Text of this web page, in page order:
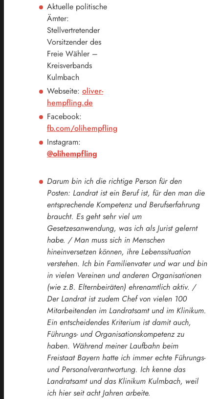
Aktuelle politische
Ämter:
Stellvertretender
Vorsitzender des
Freie Wähler –
Kreisverbands
Kulmbach
Webseite: oliver-
hempfling.de
Facebook:
fb.com/olihempfling
Instagram:
@olihempfling
Darum bin ich die richtige Person für den
Posten: Landrat ist ein Beruf ist, für den man die
entsprechende Kompetenz und Berufserfahrung
braucht. Es geht sehr viel um
Gesetzesanwendung, was ich als Jurist gelernt
habe. / Man muss sich in Menschen
hineinversetzen können, ihre Lebenssituation
verstehen. Ich bin Familienvater und war und bin
in vielen Vereinen und anderen Organisationen
(wie z.B. Elternbeiräten) ehrenamtlich aktiv. /
Der Landrat ist zudem Chef von vielen 100
Mitarbeitenden im Landratsamt und im Klinikum.
Ein entscheidendes Kriterium ist damit auch,
Führungs- und Organisationskompetenz zu
haben. Während meiner Laufbahn beim
Freistaat Bayern hatte ich immer echte Führungs-
und Personalverantwortung. Ich kenne das
Landratsamt und das Klinikum Kulmbach, weil
ich hier seit acht Jahren arbeite.